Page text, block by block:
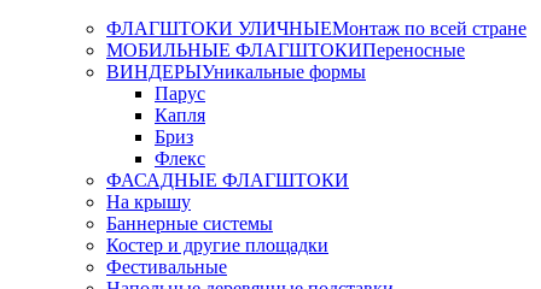
ФЛАГШТОКИ УЛИЧНЫЕМонтаж по всей стране
МОБИЛЬНЫЕ ФЛАГШТОКИПереносные
ВИНДЕРЫУникальные формы
Парус
Капля
Бриз
Флекс
ФАСАДНЫЕ ФЛАГШТОКИ
На крышу
Баннерные системы
Костер и другие площадки
Фестивальные